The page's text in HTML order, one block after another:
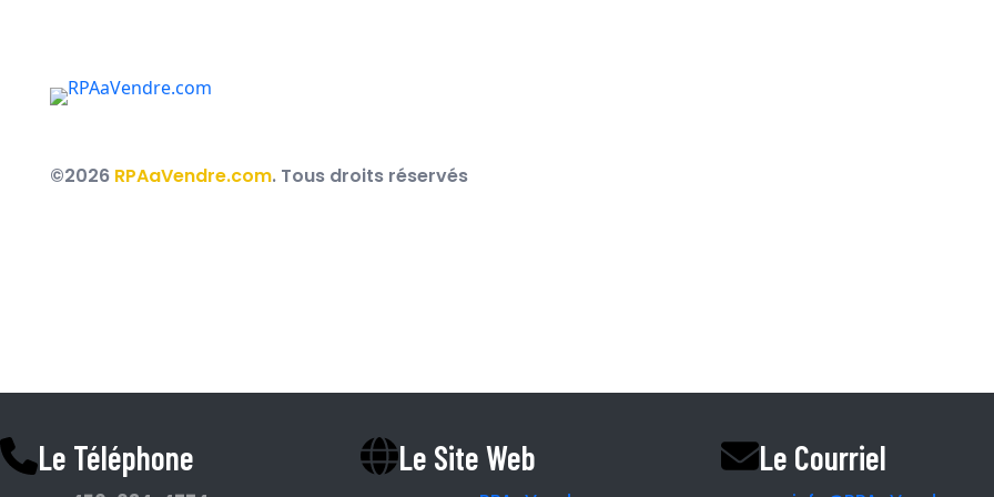
©2026 RPAaVendre.com. Tous droits réservés
Le Téléphone Le Site Web Le Courriel